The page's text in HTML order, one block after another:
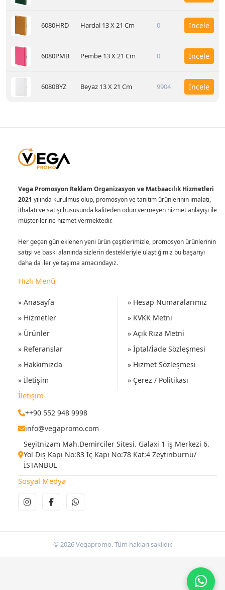
6080HRD Hardal 13 X 21 Cm 0 İncele
6080PMB Pembe 13 X 21 Cm 0 İncele
6080BYZ Beyaz 13 X 21 Cm 9904 İncele
Vega Promosyon Reklam Organizasyon ve Matbaacılık Hizmetleri
2021 yılında kurulmuş olup, promosyon ve tanıtım ürünlerinin imalatı,
ithalatı ve satışı hususunda kaliteden ödün vermeyen hizmet anlayışı ile
müşterilerine hizmet vermektedir.
Her geçen gün eklenen yeni ürün çeşitlerimizle, promosyon ürünlerinin
satışı ve baskı alanında sizlerin destekleriyle ulaştığımız bu başarıyı
daha da ileriye taşıma amacındayız.
Hızlı Menü
» Anasayfa
» Hizmetler
» Ürünler
» Referanslar
» Hakkımızda
» İletişim
» Hesap Numaralarımız
» KVKK Metni
» Açık Rıza Metni
» İptal/İade Sözleşmesi
» Hizmet Sözleşmesi
» Çerez / Politikası
İletişim
++90 552 948 9998
info@vegapromo.com
Seyitnizam Mah.Demirciler Sitesi. Galaxi 1 iş Merkezi 6.
Yol Dış Kapı No:83 İç Kapı No:78 Kat:4 Zeytinburnu/
İSTANBUL
Sosyal Medya
© 2026 Vegapromo. Tüm hakları saklıdır.